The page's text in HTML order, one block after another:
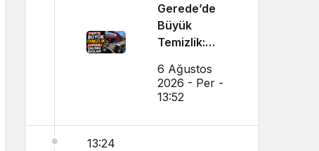
Gerede’de
Büyük
Temizlik:
Çalışma
Başlatıldı
6 Ağustos
2026 - Per -
13:52
13:24